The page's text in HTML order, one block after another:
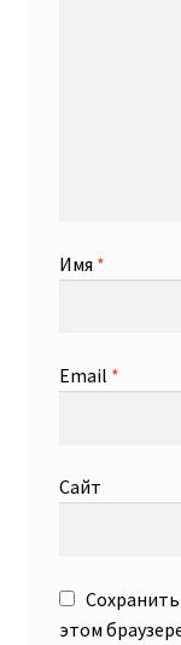
Имя *
Email *
Сайт
этом